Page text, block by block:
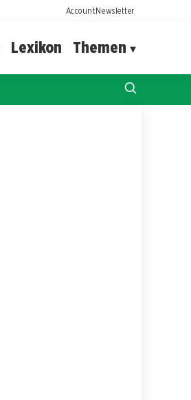
AccountNewsletter
Lexikon Themen